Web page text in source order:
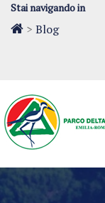
Stai navigando in
> Blog